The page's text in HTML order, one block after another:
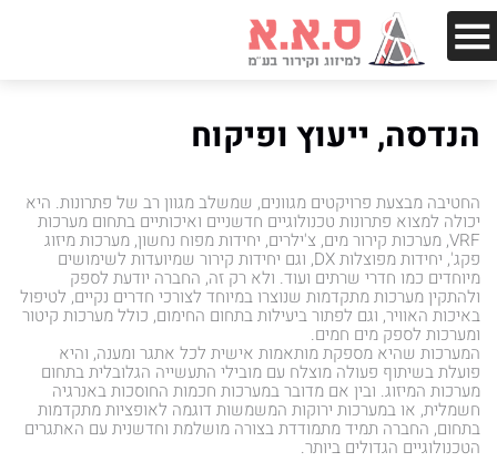
הנדסה, ייעוץ ופיקוח
החטיבה מבצעת פרויקטים מגוונים, שמשלב מגוון רב של פתרונות. היא
יכולה למצוא פתרונות טכנולוגיים חדשניים ואיכותיים בתחום מערכות
VRF, מערכות קירור מים, צ'ילרים, יחידות מפוח נחשון, מערכות מיזוג
פקג', יחידות מפוצלות DX, וגם יחידות קירור שמיועדות לשימושים
מיוחדים כמו חדרי שרתים ועוד. ולא רק זה, החברה יודעת לספק
ולהתקין מערכות מתקדמות שנוצרו במיוחד לצורכי חדרים נקיים, לטיפול
באיכות האוויר, וגם לפתור ביעילות בתחום החימום, כולל מערכות קיטור
ומערכות לספק מים חמים.
המערכות שהיא מספקת מותאמות אישית לכל אתגר ומענה, והיא
פועלת בשיתוף פעולה מוצלח עם מובילי התעשייה הגלובלית בתחום
מערכות המיזוג. ובין אם מדובר במערכות חכמות החוסכות באנרגיה
חשמלית, או במערכות ירוקות המשמשות דוגמה לאופציות מתקדמות
בתחום, החברה תמיד מתמודדת בצורה מושלמת וחדשנית עם האתגרים
הטכנולוגיים הגדולים ביותר.